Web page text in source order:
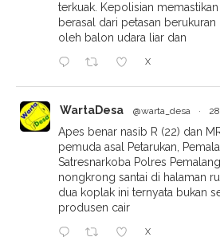
terkuak. Kepolisian
berasal dari petasan
oleh balon udara liar dan
X
WartaDesa @warta_desa ·
Apes benar nasib R (22) dan
pemuda asal Petarukan,
Satresnarkoba Polres
nongkrong santai di halaman
dua koplak ini ternyata bukan
produsen cair
X